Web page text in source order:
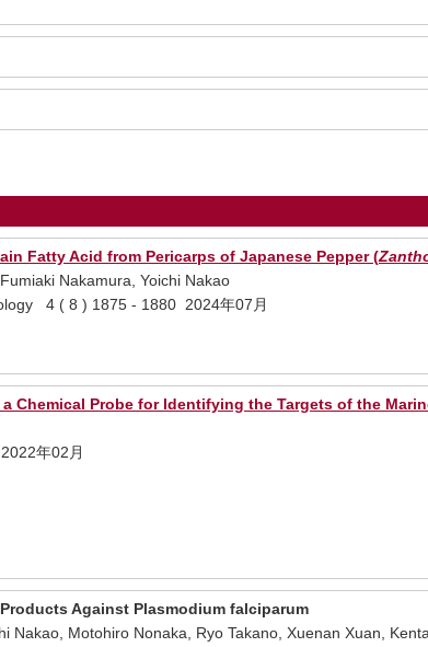
Fatty Acid from Pericarps of Japanese Pepper (
Nakamura, Yoichi Nakao
4 ( 8 ) 1875 - 1880 2024年07月
Chemical Probe for Identifying the Targets of the
年02月
Against Plasmodium falciparum
Nakao, Motohiro Nonaka, Ryo Takano, Xuenan Xuan,